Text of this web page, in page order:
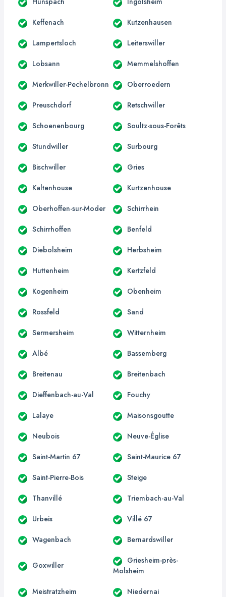
Keffenach Kutzenhausen
Lampertsloch Leiterswiller
Lobsann Memmelshoffen
Merkwiller-Pechelbronn Oberroedern
Preuschdorf Retschwiller
Schoenenbourg Soultz-sous-Forêts
Stundwiller Surbourg
Bischwiller Gries
Kaltenhouse Kurtzenhouse
Oberhoffen-sur-Moder Schirrhein
Schirrhoffen Benfeld
Diebolsheim Herbsheim
Huttenheim Kertzfeld
Kogenheim Obenheim
Rossfeld Sand
Sermersheim Witternheim
Albé Bassemberg
Breitenau Breitenbach
Dieffenbach-au-Val Fouchy
Lalaye Maisonsgoutte
Neubois Neuve-Église
Saint-Martin 67 Saint-Maurice 67
Saint-Pierre-Bois Steige
Thanvillé Triembach-au-Val
Urbeis Villé 67
Wagenbach Bernardswiller
Goxwiller
Griesheim-près-
Molsheim
Meistratzheim Niedernai